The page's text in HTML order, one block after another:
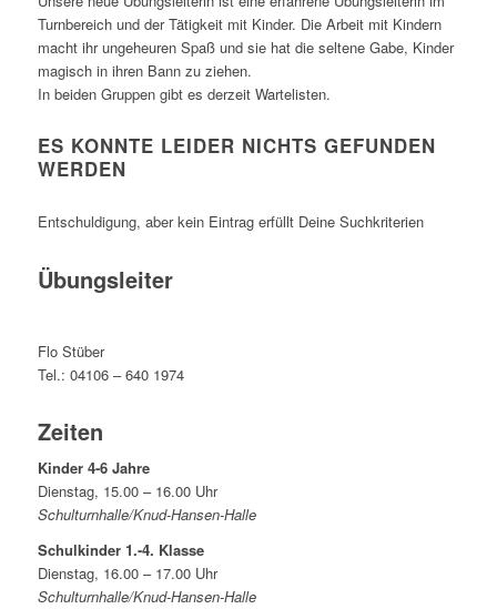
Turnbereich und der Tätigkeit mit Kinder. Die Arbeit mit Kindern
macht ihr ungeheuren Spaß und sie hat die seltene Gabe, Kinder
magisch in ihren Bann zu ziehen.
In beiden Gruppen gibt es derzeit Wartelisten.
ES KONNTE LEIDER NICHTS GEFUNDEN
WERDEN
Entschuldigung, aber kein Eintrag erfüllt Deine Suchkriterien
Übungsleiter
Flo Stüber
Tel.: 04106 – 640 1974
Zeiten
Kinder 4-6 Jahre
Dienstag, 15.00 – 16.00 Uhr
Schulturnhalle/Knud-Hansen-Halle
Schulkinder 1.-4. Klasse
Dienstag, 16.00 – 17.00 Uhr
Schulturnhalle/Knud-Hansen-Halle